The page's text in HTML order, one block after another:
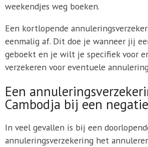
weekendjes weg boeken.
Een kortlopende
eenmalig af. Dit doe je wanneer jij
geboekt en je wilt je specifiek voor
verzekeren voor eventuele
Een
Cambodja bij een
In veel gevallen is bij een
annuleringsverzekering het